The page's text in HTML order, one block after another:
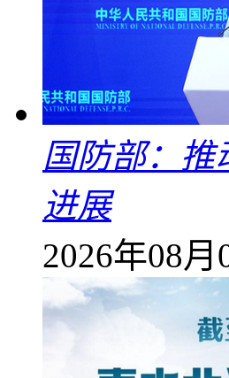
国防部：推
进展
2026年08月